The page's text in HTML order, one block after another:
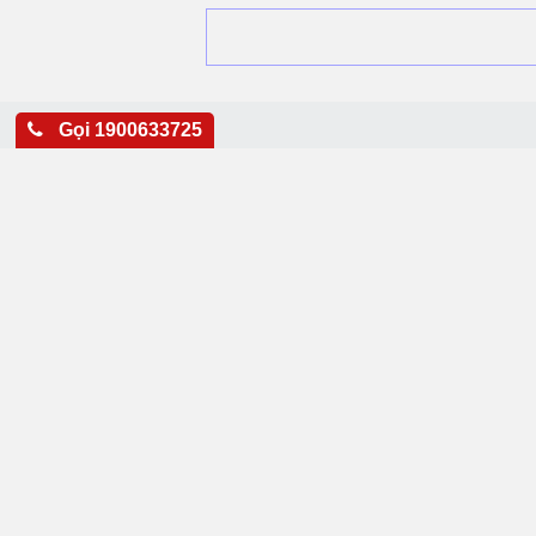
Gọi 1900633725